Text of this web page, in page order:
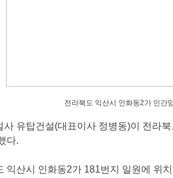
전라북도익산시인화동2가민간
사유탑건설(대표이사정병동)이전라
다.
익산시인화동2가 181번지일원에위